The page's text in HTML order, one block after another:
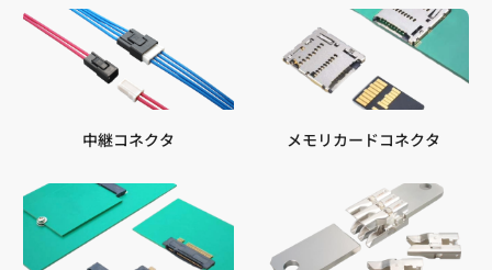
中継コネクタ メモリカードコネクタ